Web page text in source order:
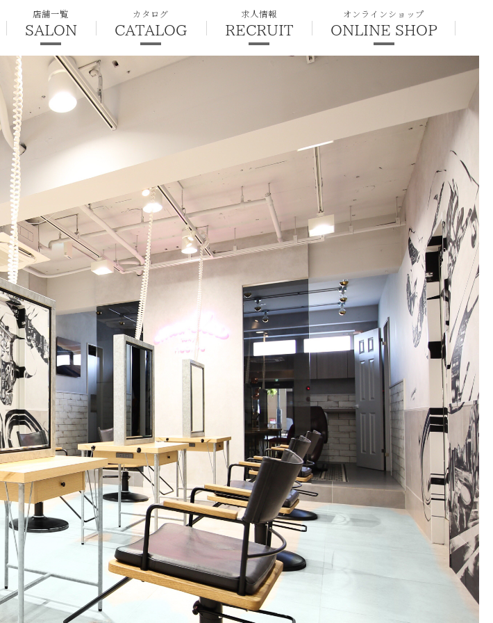
店舗一覧
SALON
カタログ
CATALOG
求人情報
RECRUIT
オンラインショップ
ONLINE SHOP